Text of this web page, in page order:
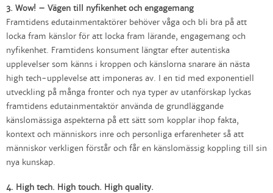
3. Wow! – Vägen till nyfikenhet och engagemang
Framtidens edutainmentaktörer behöver våga och bli bra på att
locka fram känslor för att locka fram lärande, engagemang och
nyfikenhet. Framtidens konsument längtar efter autentiska
upplevelser som känns i kroppen och känslorna snarare än nästa
high tech-upplevelse att imponeras av. I en tid med exponentiell
utveckling på många fronter och nya typer av utanförskap lyckas
framtidens edutainmentaktör använda de grundläggande
känslomässiga aspekterna på ett sätt som kopplar ihop fakta,
kontext och människors inre och personliga erfarenheter så att
människor verkligen förstår och får en känslomässig koppling till sin
nya kunskap.
4. High tech. High touch. High quality.